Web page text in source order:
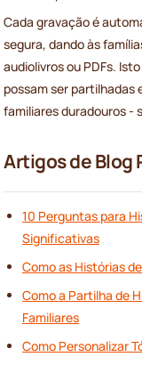
Cada gravação é
segura, dando às
audiolivros ou PDFs.
possam ser partilhadas
familiares duradouros -
Artigos de Blog
10 Perguntas para
Significativas
Como as Histórias
Como a Partilha de
Familiares
Como Personalizar